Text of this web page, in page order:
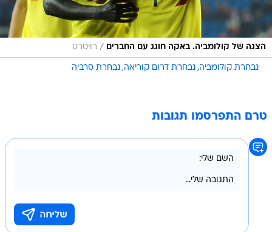
הצגה של קולומביה. באקה חוגג עם החברים / רויטרס
נבחרת קולומביה נבחרת דרום קוריאה נבחרת סרביה
טרם התפרסמו תגובות